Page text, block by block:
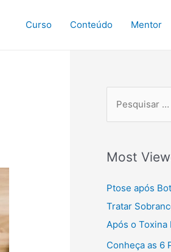
Curso Conteúdo Mentor
r
c
Most
Ptose após
Tratar
Após o Toxina
Conheça as 6